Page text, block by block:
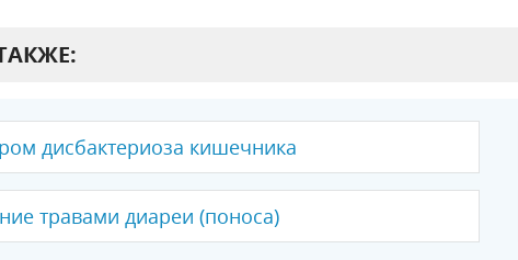
дисбактериоза кишечника
травами диареи (поноса)